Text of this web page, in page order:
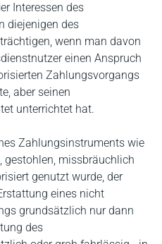
Interessen des
diejenigen des
wenn man davon
einen Anspruch
Zahlungsvorgangs
aber seinen
unterrichtet hat.
Zahlungsinstruments wie
gestohlen, missbräuchlich
genutzt wurde, der
eines nicht
grundsätzlich nur dann
des